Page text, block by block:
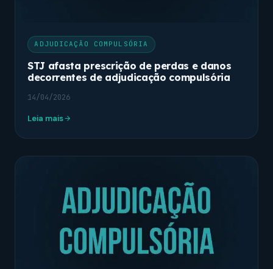
ADJUDICAÇÃO COMPULSÓRIA
STJ afasta prescrição de perdas e danos
decorrentes de adjudicação compulsória
14/04/2026
Leia mais